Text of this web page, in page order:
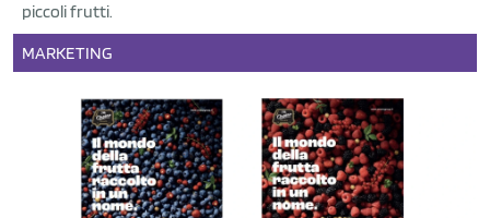
piccoli frutti.
MARKETING